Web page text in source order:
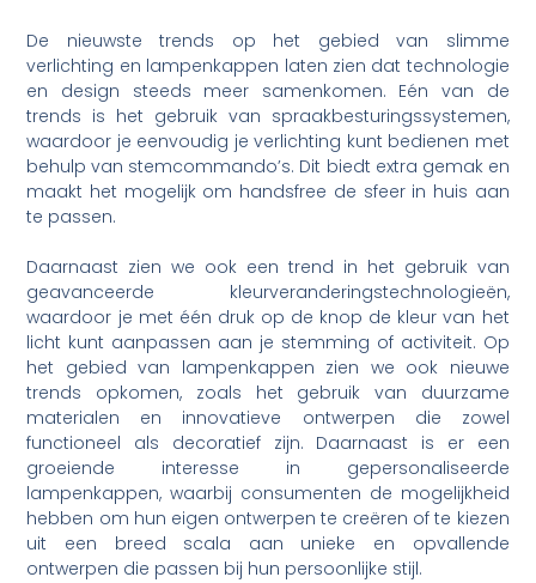
De nieuwste trends op het gebied van slimme
verlichting en lampenkappen laten zien dat technologie
en design steeds meer samenkomen. Eén van de
trends is het gebruik van spraakbesturingssystemen,
waardoor je eenvoudig je verlichting kunt bedienen met
behulp van stemcommando’s. Dit biedt extra gemak en
maakt het mogelijk om handsfree de sfeer in huis aan
te passen.
Daarnaast zien we ook een trend in het gebruik van
geavanceerde kleurveranderingstechnologieën,
waardoor je met één druk op de knop de kleur van het
licht kunt aanpassen aan je stemming of activiteit. Op
het gebied van lampenkappen zien we ook nieuwe
trends opkomen, zoals het gebruik van duurzame
materialen en innovatieve ontwerpen die zowel
functioneel als decoratief zijn. Daarnaast is er een
groeiende interesse in gepersonaliseerde
lampenkappen, waarbij consumenten de mogelijkheid
hebben om hun eigen ontwerpen te creëren of te kiezen
uit een breed scala aan unieke en opvallende
ontwerpen die passen bij hun persoonlijke stijl.